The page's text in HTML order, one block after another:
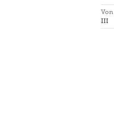
Von
III